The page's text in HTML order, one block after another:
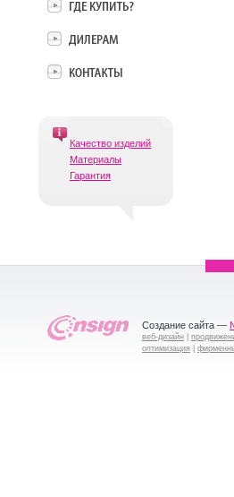
Качество изделий
Материалы
Гарантия
Создание сайта —
веб-дизайн
оптимизация